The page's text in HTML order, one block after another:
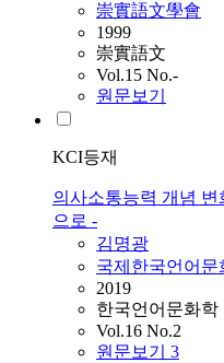
崇實語文學會
1999
崇實語文
Vol.15 No.-
원문보기
KCI등재
의사소통능력 개념
으로 -
김명광
국제한국언어문
2019
한국언어문화학
Vol.16 No.2
원문보기 3